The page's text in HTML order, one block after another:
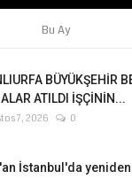
Bu Ay
BÜYÜKŞEHİR
ATILDI İŞÇİNİN...
7, 2026 0
İstanbul'da yeniden